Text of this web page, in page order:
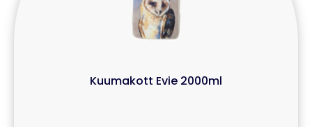
Kuumakott Evie 2000ml